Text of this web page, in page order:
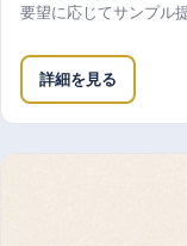
要望に応じてサンプル
詳細を見る